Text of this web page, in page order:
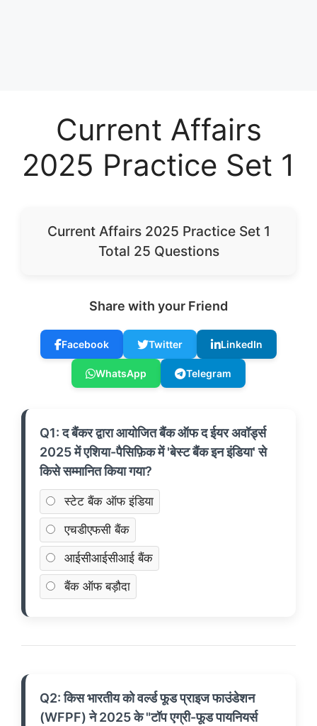
Current Affairs
2025 Practice Set 1
Current Affairs 2025 Practice Set 1
Total 25 Questions
Share with your Friend
Facebook Twitter LinkedIn
WhatsApp Telegram
Q1: द बैंकर द्वारा आयोजित बैंक ऑफ द ईयर अवॉर्ड्स
2025 में एशिया-पैसिफ़िक में 'बेस्ट बैंक इन इंडिया' से
किसे सम्मानित किया गया?
स्टेट बैंक ऑफ इंडिया
एचडीएफसी बैंक
आईसीआईसीआई बैंक
बैंक ऑफ बड़ौदा
Q2: किस भारतीय को वर्ल्ड फूड प्राइज फाउंडेशन
(WFPF) ने 2025 के "टॉप एग्री-फूड पायनियर्स